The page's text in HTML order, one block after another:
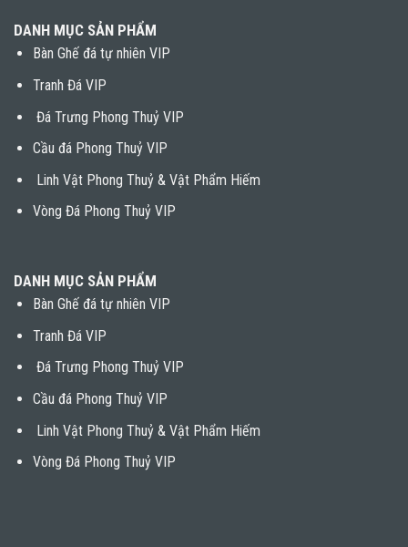
DANH MỤC SẢN PHẨM
Bàn Ghế đá tự nhiên VIP
Tranh Đá VIP
Đá Trưng Phong Thuỷ VIP
Cầu đá Phong Thuỷ VIP
Linh Vật Phong Thuỷ & Vật Phẩm Hiếm
Vòng Đá Phong Thuỷ VIP
DANH MỤC SẢN PHẨM
Bàn Ghế đá tự nhiên VIP
Tranh Đá VIP
Đá Trưng Phong Thuỷ VIP
Cầu đá Phong Thuỷ VIP
Linh Vật Phong Thuỷ & Vật Phẩm Hiếm
Vòng Đá Phong Thuỷ VIP